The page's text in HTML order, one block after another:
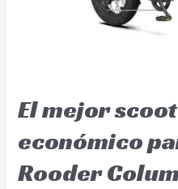
El mejor
económico
Rooder